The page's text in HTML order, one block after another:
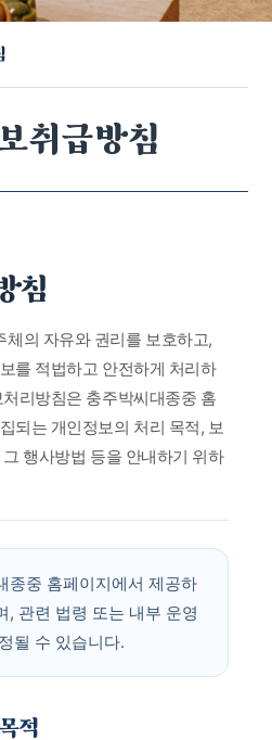
취급방침
침
의 자유와 권리를 보호하고,
를 적법하고 안전하게 처리하
리방침은 충주박씨대종중 홈
되는 개인정보의 처리 목적, 보
행사방법 등을 안내하기 위하
종중 홈페이지에서 제공하
, 관련 법령 또는 내부 운영
될 수 있습니다.
적